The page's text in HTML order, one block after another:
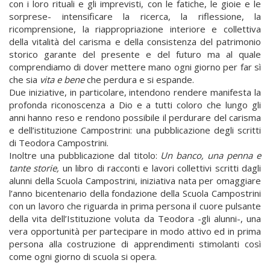
con i loro rituali e gli imprevisti, con le fatiche, le gioie e le
sorprese- intensificare la ricerca, la riflessione, la
ricomprensione, la riappropriazione interiore e collettiva
della vitalità del carisma e della consistenza del patrimonio
storico garante del presente e del futuro ma al quale
comprendiamo di dover mettere mano ogni giorno per far sì
che sia vita e beneche perdura e si espande.
Due iniziative, in particolare, intendono rendere manifesta la
profonda riconoscenza a Dio e a tutti coloro che lungo gli
anni hanno reso e rendono possibile il perdurare del carisma
e dell’istituzione Campostrini: una pubblicazione degli scritti
di Teodora Campostrini.
Inoltre una pubblicazione dal titolo: Un banco, una penna e
tante storie, un libro di racconti e lavori collettivi scritti dagli
alunni della Scuola Campostrini, iniziativa nata per omaggiare
l’anno bicentenario della fondazione della Scuola Campostrini
con un lavoro che riguarda in prima persona il cuore pulsante
della vita dell’Istituzione voluta da Teodora -gli alunni-, una
vera opportunità per partecipare in modo attivo ed in prima
persona alla costruzione di apprendimenti stimolanti così
come ogni giorno di scuola si opera.